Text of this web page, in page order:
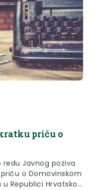
priču o
Javnog poziva
o Domovinskom
Republici Hrvatskoj.